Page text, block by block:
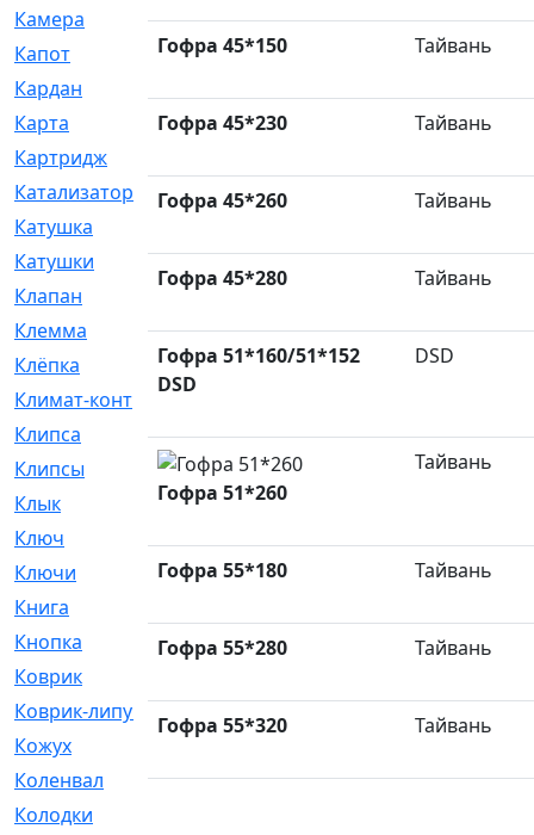
Камера
[4]
Капот
[144]
Кардан
Карта
[2]
Картридж
Катализатор
[1]
Катушка
Катушки
[291]
Клапан
Клемма
[5]
Клёпка
[2]
Климат-контроль
Клипса
[21]
Клипсы
[321]
Клык
[4]
Ключ
[2]
Ключи
[3]
Книга
Кнопка
[3]
Коврик
Коврик-липучка
[2]
Кожух
Коленвал
[38]
Колодки
Гофра 45*150 Тайвань
Гофра 45*230 Тайвань
Гофра 45*260 Тайвань
Гофра 45*280 Тайвань
Гофра 51*160/51*152
DSD
DSD
Гофра 51*260
Тайвань
Гофра 55*180 Тайвань
Гофра 55*280 Тайвань
Гофра 55*320 Тайвань